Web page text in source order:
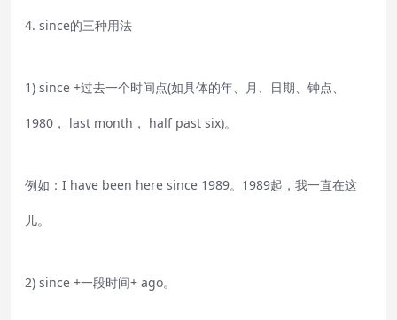
4. since的三种用法
1) since +过去一个时间点(如具体的年、月、日期、钟点、
1980， last month， half past six)。
例如：I have been here since 1989。1989起，我一直在这
儿。
2) since +一段时间+ ago。